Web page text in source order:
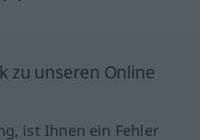
zu unseren Online
ist Ihnen ein Fehler